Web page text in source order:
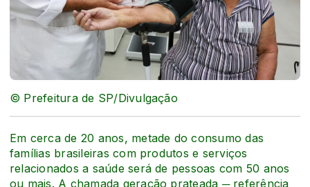
© Prefeitura de SP/Divulgação
Em cerca de 20 anos, metade do consumo das
famílias brasileiras com produtos e serviços
relacionados a saúde será de pessoas com 50 anos
ou mais. A chamada geração prateada ─ referência